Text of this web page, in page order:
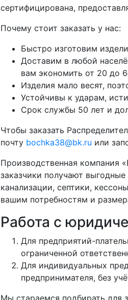
сертифицирована,
Почему стоит заказать у нас:
Быстро изготовим
Доставим в любой
вам экономить от 20 до
Изделия мало весят,
Устойчивы к ударам,
Срок службы 50 лет и
Чтобы заказать
почту bochka38@bk.ru или
Производственная компания
заказчики получают
канализации, септики,
вашим потребностям и
Работа с
Для предприятий-
ограниченной
Для индивидуальных
предпринимателя, без
Мы стараемся подбирать для